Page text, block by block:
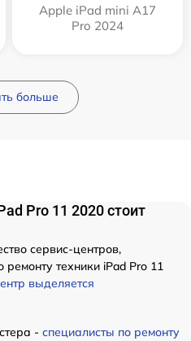
Apple iPad mini A17
Pro 2024
больше
Pro 11 2020 стоит
сервис-центров,
техники iPad Pro 11
выделяется
- специалисты по ремонту